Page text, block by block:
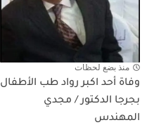
منذ بضع لحظات
وفاة أحد اكبر رواد طب الأطفال
بجرجا الدكتور / مجدي
المهندس